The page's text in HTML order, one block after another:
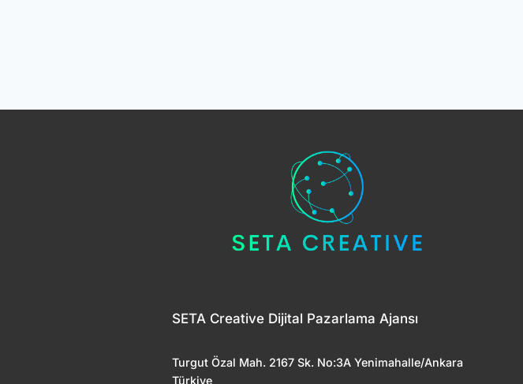
SETA Creative Dijital Pazarlama Ajansı
Turgut Özal Mah. 2167 Sk. No:3A Yenimahalle/Ankara
Türkiye